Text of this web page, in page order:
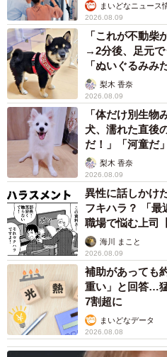
まいどなニュース
2026.08.09
「これが不動
→2分後、足元
「ぬいぐるみみ
梨木 香奈
2026.08.09
「体だけ別生物
犬、濡れた直後
だ！」「河童だ
梨木 香奈
2026.08.09
異性に話しかけ
フキハラ？ 「最
職場で悩む上司
海川 まこと
2026.08.09
補助があっても
重い」と回答…
7割超に
まいどなデータ
2026.08.08